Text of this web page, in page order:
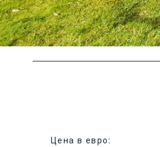
Цена в евро: